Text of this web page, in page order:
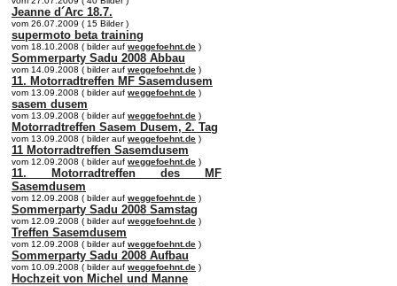
Jeanne d´Arc 18.7.
vom 26.07.2009 ( 15 Bilder )
supermoto beta training
vom 18.10.2008 ( bilder auf weggefoehnt.de )
Sommerparty Sadu 2008 Abbau
vom 14.09.2008 ( bilder auf weggefoehnt.de )
11. Motorradtreffen MF Sasemdusem
vom 13.09.2008 ( bilder auf weggefoehnt.de )
sasem dusem
vom 13.09.2008 ( bilder auf weggefoehnt.de )
Motorradtreffen Sasem Dusem, 2. Tag
vom 13.09.2008 ( bilder auf weggefoehnt.de )
11 Motorradtreffen Sasemdusem
vom 12.09.2008 ( bilder auf weggefoehnt.de )
11. Motorradtreffen des MF
Sasemdusem
vom 12.09.2008 ( bilder auf weggefoehnt.de )
Sommerparty Sadu 2008 Samstag
vom 12.09.2008 ( bilder auf weggefoehnt.de )
Treffen Sasemdusem
vom 12.09.2008 ( bilder auf weggefoehnt.de )
Sommerparty Sadu 2008 Aufbau
vom 10.09.2008 ( bilder auf weggefoehnt.de )
Hochzeit von Michel und Manne